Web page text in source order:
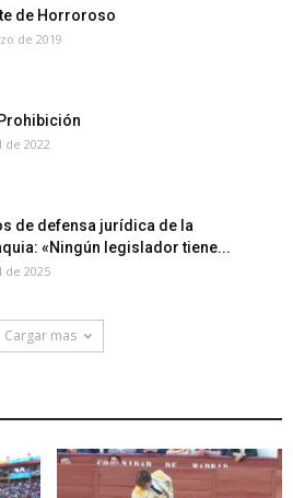
de Horroroso
de 2019
de 2022
de defensa jurídica de la
«Ningún legislador tiene...
de 2025
Cargar mas